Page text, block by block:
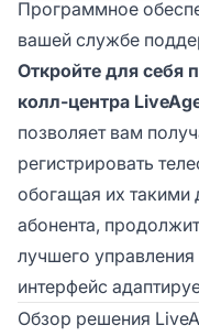
Программное
вашей службе
Откройте для себя
колл-центра
позволяет вам
регистрировать
обогащая их такими
абонента,
лучшего
интерфейс
Обзор решения